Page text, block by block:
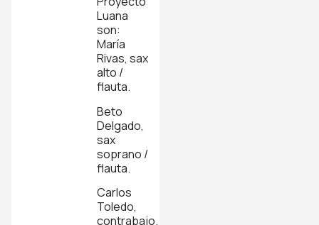
Luana
son:
María
Rivas, sax
alto /
flauta.
Beto
Delgado,
sax
soprano /
flauta.
Carlos
Toledo,
contrabajo.